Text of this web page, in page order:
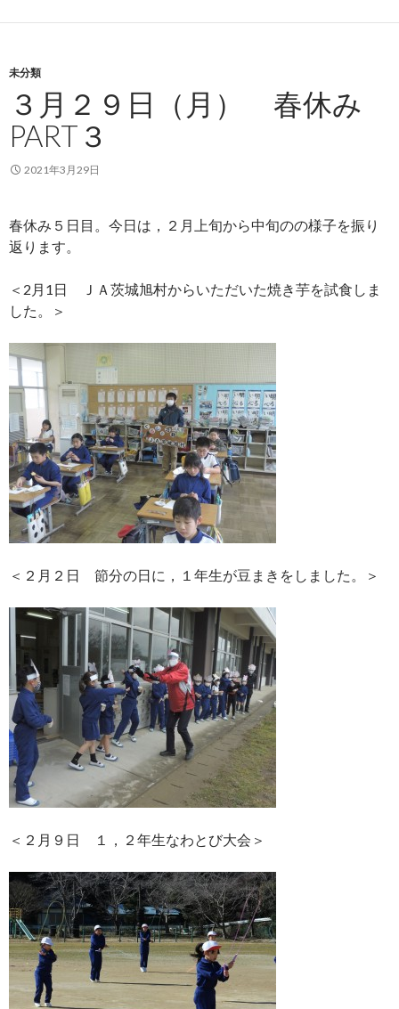
未分類
３月２９日（月） 春休み
PART３
2021年3月29日
春休み５日目。今日は，２月上旬から中旬のの様子を振り
返ります。
＜2月1日 ＪＡ茨城旭村からいただいた焼き芋を試食しま
した。＞
＜２月２日 節分の日に，１年生が豆まきをしました。＞
＜２月９日 １，２年生なわとび大会＞